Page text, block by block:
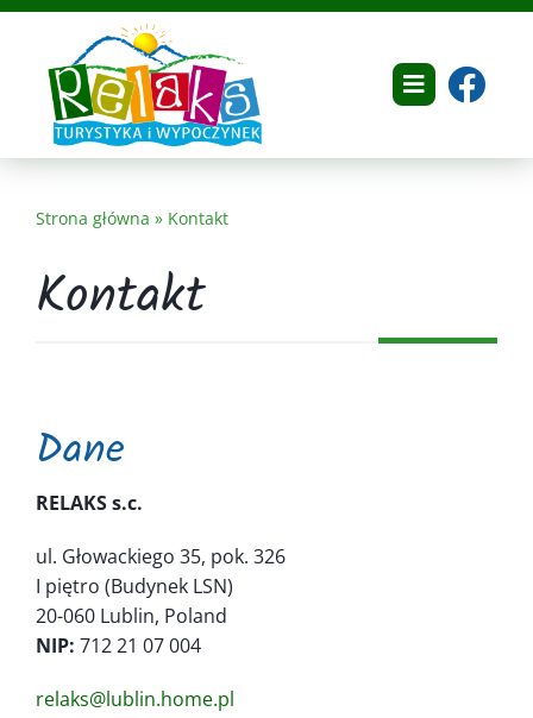
Przejdź
zawartości
Toggle
Dokumenty
Strona główna » Kontakt
Kontakt
Dane
RELAKS s.c.
ul. Głowackiego 35, pok. 326
I piętro (Budynek LSN)
20-060 Lublin, Poland
NIP: 712 21 07 004
relaks@lublin.home.pl